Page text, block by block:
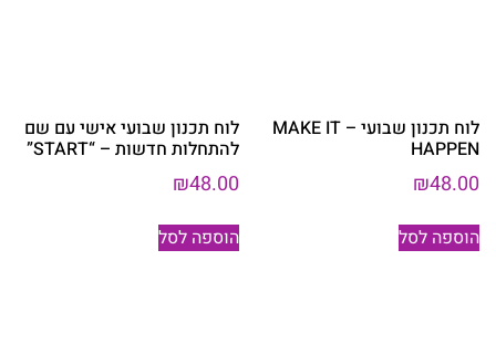
לוח תכנון שבועי – MAKE IT
HAPPEN
₪48.00
הוספה לסל
לוח תכנון שבועי אישי עם שם
להתחלות חדשות – “START”
₪48.00
הוספה לסל